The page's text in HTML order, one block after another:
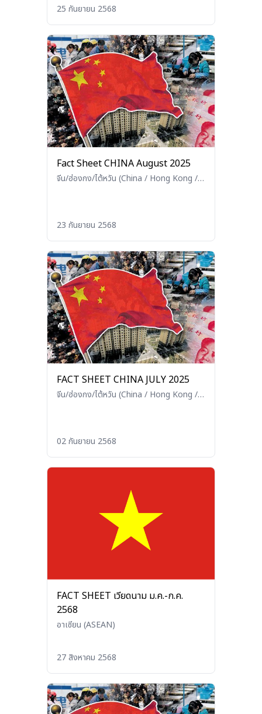
25 กันยายน 2568
Fact Sheet CHINA August 2025
จีน/ฮ่องกง/ไต้หวัน (China / Hong Kong /
23 กันยายน 2568
FACT SHEET CHINA JULY 2025
จีน/ฮ่องกง/ไต้หวัน (China / Hong Kong /
02 กันยายน 2568
FACT SHEET เวียดนาม ม.ค.-ก.ค.
2568
อาเซียน (ASEAN)
27 สิงหาคม 2568